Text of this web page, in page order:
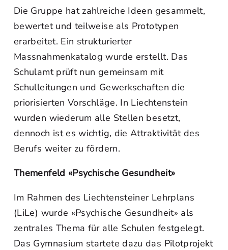
Die Gruppe hat zahlreiche Ideen gesammelt,
bewertet und teilweise als Prototypen
erarbeitet. Ein strukturierter
Massnahmenkatalog wurde erstellt. Das
Schulamt prüft nun gemeinsam mit
Schulleitungen und Gewerkschaften die
priorisierten Vorschläge. In Liechtenstein
wurden wiederum alle Stellen besetzt,
dennoch ist es wichtig, die Attraktivität des
Berufs weiter zu fördern.
Themenfeld «Psychische Gesundheit»
Im Rahmen des Liechtensteiner Lehrplans
(LiLe) wurde «Psychische Gesundheit» als
zentrales Thema für alle Schulen festgelegt.
Das Gymnasium startete dazu das Pilotprojekt